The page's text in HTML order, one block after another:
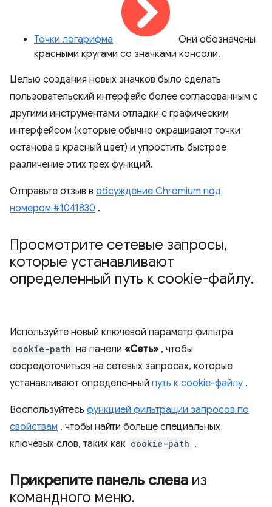
Точки логарифма
Они обозначены
красными кругами со значками консоли.
Целью создания новых значков было сделать
пользовательский интерфейс более согласованным с
другими инструментами отладки с графическим
интерфейсом (которые обычно окрашивают точки
останова в красный цвет) и упростить быстрое
различение этих трех функций.
Отправьте отзыв в обсуждение Chromium под
номером #1041830 .
Просмотрите сетевые запросы,
которые устанавливают
определенный путь к cookie-файлу.
Используйте новый ключевой параметр фильтра
cookie-path на панели «Сеть» , чтобы
сосредоточиться на сетевых запросах, которые
устанавливают определенный путь к cookie-файлу .
Воспользуйтесь функцией фильтрации запросов по
свойствам , чтобы найти больше специальных
ключевых слов, таких как cookie-path .
Прикрепите панель слева из
командного меню.